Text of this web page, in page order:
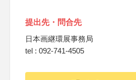
提出先・問合先
日本画継環展事務局
tel : 092-741-4505